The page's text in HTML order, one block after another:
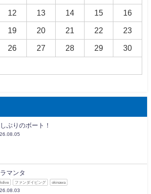
12 13 14 15 16
19 20 21 22 23
26 27 28 29 30
ぶりのボート！
マンタ
ファンダイビング okinawa